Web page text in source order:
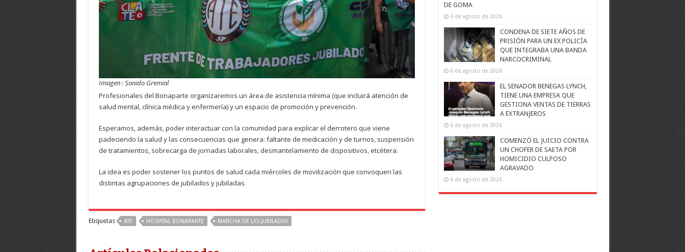
Imagen : Sonido Gremial
Profesionales del Bonaparte organizaremos un área de asistencia mínima (que incluirá atención de
salud mental, clínica médica y enfermería) y un espacio de promoción y prevención.
Esperamos, además, poder interactuar con la comunidad para explicar el derrotero que viene
padeciendo la salud y las consecuencias que genera: faltante de medicación y de turnos, suspensión
de tratamientos, sobrecarga de jornadas laborales, desmantelamiento de dispositivos, etcétera.
La idea es poder sostener los puntos de salud cada miércoles de movilización que convoquen las
distintas agrupaciones de jubilados y jubiladas.
Etiquetas ATE HOSPITAL BONAPARTE MARCHA DE LXS JUBILADXS
DE GOMA
6 de agosto de 2026
CONDENA DE SIETE AÑOS DE
PRISIÓN PARA UN EX POLICÍA
QUE INTEGRABA UNA BANDA
NARCOCRIMINAL
6 de agosto de 2026
EL SENADOR BENEGAS LYNCH,
TIENE UNA EMPRESA QUE
GESTIONA VENTAS DE TIERRAS
A EXTRANJEROS
6 de agosto de 2026
COMENZÓ EL JUICIO CONTRA
UN CHOFER DE SAETA POR
HOMICIDIO CULPOSO
AGRAVADO
6 de agosto de 2026